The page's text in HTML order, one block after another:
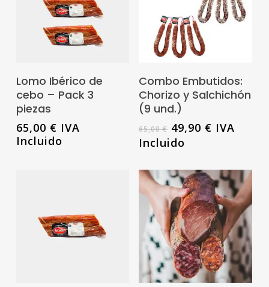
Leer Más
Lomo Ibérico de
cebo – Pack 3
piezas
65,00 € IVA
Incluido
Añadir Al Carrito
Combo Embutidos:
Chorizo y Salchichón
(9 und.)
65,00€ El
precio
era:
65,00 €.
49,90 € El
es:
49,90 €.
IVA
Incluido